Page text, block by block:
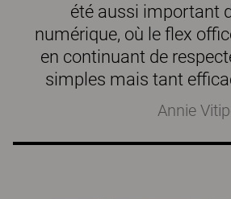
été aussi important
numérique, où le flex
en continuant de
simples mais tant
Annie